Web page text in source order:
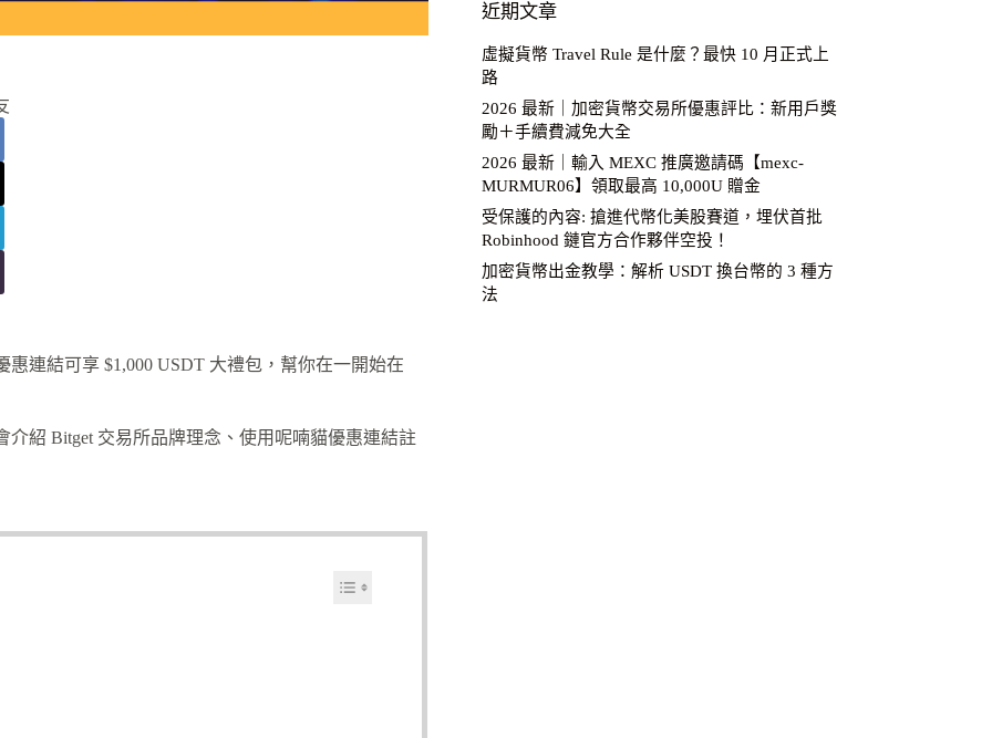
連結可享 $1,000 USDT 大禮包，幫你在一開始在
紹 Bitget 交易所品牌理念、使用呢喃貓優惠連結註
近期文章
虛擬貨幣 Travel Rule 是什麼？最快 10 月正式上
路
2026 最新｜加密貨幣交易所優惠評比：新用戶獎
勵＋手續費減免大全
2026 最新｜輸入 MEXC 推廣邀請碼【mexc-
MURMUR06】領取最高 10,000U 贈金
受保護的內容: 搶進代幣化美股賽道，埋伏首批
Robinhood 鏈官方合作夥伴空投！
加密貨幣出金教學：解析 USDT 換台幣的 3 種方
法